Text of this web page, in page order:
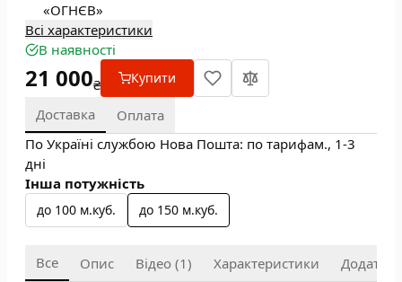
«ОГНЄВ»
Всі характеристики
В наявності
21 000₴ Купити
Доставка
Оплата
По Україні службою Нова Пошта: по тарифам., 1-3
дні
Інша потужність
до 100 м.куб. до 150 м.куб.
Все Опис Відео (1) Характеристики Додати